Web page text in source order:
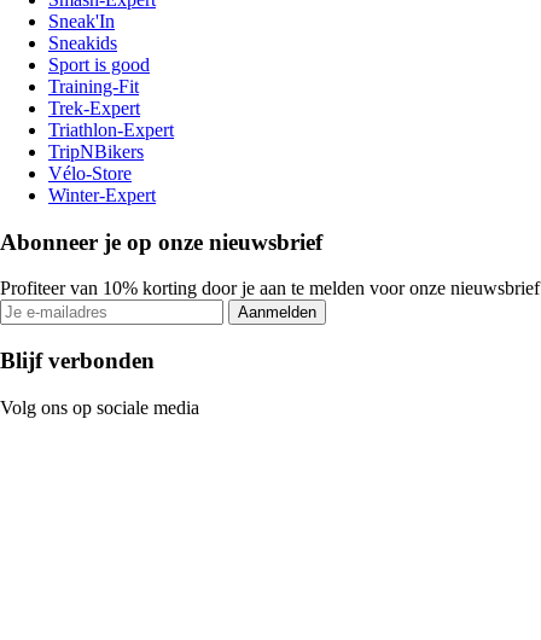
Sneak'In
Sneakids
Sport is good
Training-Fit
Trek-Expert
Triathlon-Expert
TripNBikers
Vélo-Store
Winter-Expert
Abonneer je op onze nieuwsbrief
Profiteer van 10% korting door je aan te melden voor onze nieuwsbrief
Aanmelden
Blijf verbonden
Volg ons op sociale media